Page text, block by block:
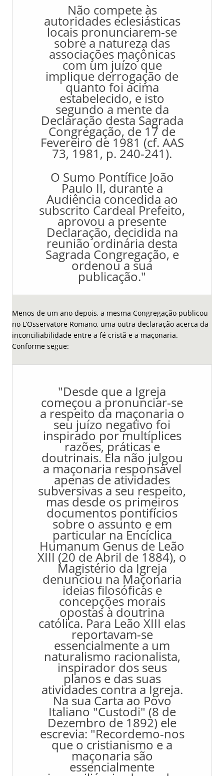
Não compete às
autoridades eclesiásticas
locais pronunciarem-se
sobre a natureza das
associações maçônicas
com um juízo que
implique derrogação de
quanto foi acima
estabelecido, e isto
segundo a mente da
Declaração desta Sagrada
Congregação, de 17 de
Fevereiro de 1981 (cf. AAS
73, 1981, p. 240-241).
O Sumo Pontífice João
Paulo II, durante a
Audiência concedida ao
subscrito Cardeal Prefeito,
aprovou a presente
Declaração, decidida na
reunião ordinária desta
Sagrada Congregação, e
ordenou a sua
publicação."
Menos de um ano depois, a mesma Congregação publicou
no L’Osservatore Romano, uma outra declaração acerca da
inconciliabilidade entre a fé cristã e a maçonaria.
Conforme segue:
"Desde que a Igreja
começou a pronunciar-se
a respeito da maçonaria o
seu juízo negativo foi
inspirado por multíplices
razões, práticas e
doutrinais. Ela não julgou
a maçonaria responsável
apenas de atividades
subversivas a seu respeito,
mas desde os primeiros
documentos pontifícios
sobre o assunto e em
particular na Encíclica
Humanum Genus de Leão
XIII (20 de Abril de 1884), o
Magistério da Igreja
denunciou na Maçonaria
ideias filosóficas e
concepções morais
opostas à doutrina
católica. Para Leão XIII elas
reportavam-se
essencialmente a um
naturalismo racionalista,
inspirador dos seus
planos e das suas
atividades contra a Igreja.
Na sua Carta ao Povo
Italiano "Custodi" (8 de
Dezembro de 1892) ele
escrevia: "Recordemo-nos
que o cristianismo e a
maçonaria são
essencialmente